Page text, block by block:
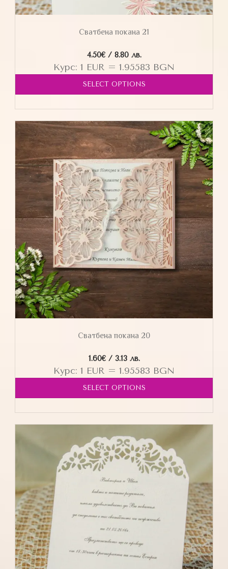
Сватбена покана 21
4.50€/ 8.80 лв.
Курс: 1 EUR = 1.95583 BGN
SELECT OPTIONS
Сватбена покана 20
1.60€/ 3.13 лв.
Курс: 1 EUR = 1.95583 BGN
SELECT OPTIONS